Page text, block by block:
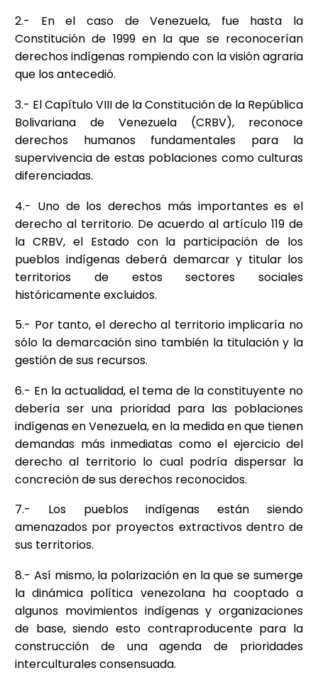
2.- En el caso de Venezuela, fue hasta la
Constitución de 1999 en la que se reconocerían
derechos indígenas rompiendo con la visión agraria
que los antecedió.
3.- El Capítulo VIII de la Constitución de la República
Bolivariana de Venezuela (CRBV), reconoce
derechos humanos fundamentales para la
supervivencia de estas poblaciones como culturas
diferenciadas.
4.- Uno de los derechos más importantes es el
derecho al territorio. De acuerdo al artículo 119 de
la CRBV, el Estado con la participación de los
pueblos indígenas deberá demarcar y titular los
territorios de estos sectores sociales
históricamente excluidos.
5.- Por tanto, el derecho al territorio implicaría no
sólo la demarcación sino también la titulación y la
gestión de sus recursos.
6.- En la actualidad, el tema de la constituyente no
debería ser una prioridad para las poblaciones
indígenas en Venezuela, en la medida en que tienen
demandas más inmediatas como el ejercicio del
derecho al territorio lo cual podría dispersar la
concreción de sus derechos reconocidos.
7.- Los pueblos indígenas están siendo
amenazados por proyectos extractivos dentro de
sus territorios.
8.- Así mismo, la polarización en la que se sumerge
la dinámica política venezolana ha cooptado a
algunos movimientos indígenas y organizaciones
de base, siendo esto contraproducente para la
construcción de una agenda de prioridades
interculturales consensuada.